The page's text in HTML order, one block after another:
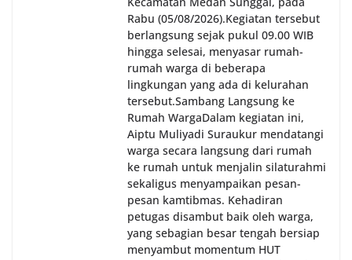
Rabu (05/08/2026).‎‎Kegiatan tersebut
berlangsung sejak pukul 09.00 WIB
hingga selesai, menyasar rumah-
rumah warga di beberapa
lingkungan yang ada di kelurahan
tersebut.‎Sambang Langsung ke
Rumah Warga‎Dalam kegiatan ini,
Aiptu Muliyadi Suraukur mendatangi
warga secara langsung dari rumah
ke rumah untuk menjalin silaturahmi
sekaligus menyampaikan pesan-
pesan kamtibmas. Kehadiran
petugas disambut baik oleh warga,
yang sebagian besar tengah bersiap
menyambut momentum HUT